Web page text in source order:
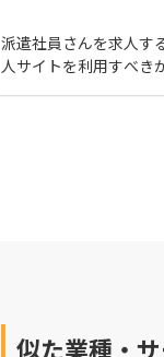
派遣社員さんを求人す
人サイトを利用すべき
似た業種・